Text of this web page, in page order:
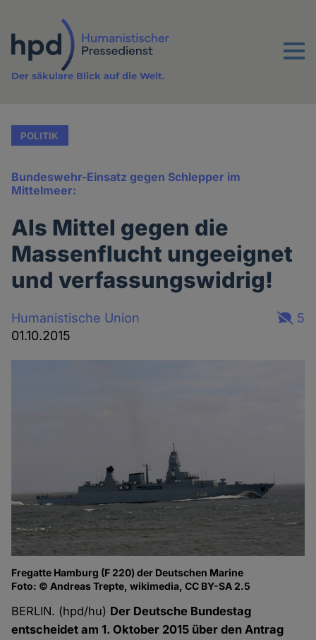
Inhalt
Menu
Der säkulare Blick auf die Welt.
POLITIK
Bundeswehr-Einsatz gegen Schlepper im
Mittelmeer:
Als Mittel gegen die
Massenflucht ungeeignet
und verfassungswidrig!
Humanistische Union
01.10.2015
5
Fregatte Hamburg (F 220) der Deutschen Marine
Foto: © Andreas Trepte, wikimedia, CC BY-SA 2.5
BERLIN. (hpd/hu) Der Deutsche Bundestag
entscheidet am 1. Oktober 2015 über den Antrag